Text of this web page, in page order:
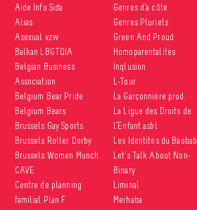
Aide Info Sida
Alias
Asexual vzw
Balkan LBGTQIA
Belgian Business
Association
Belgium Bear Pride
Belgium Bears
Brussels Gay Sports
Brussels Roller Derby
Brussels Women Munch
CAVE
Centre de planning
familial Plan F
Genres d’à côté
Genres Pluriels
Green And Proud
Homoparentalités
Inqlusion
L-Tour
La Garçonnière prod.
La Ligue des Droits de
l’Enfant asbl
Les Identités du Baobab
Let’s Talk About Non-
Binary
Liminal
Merhaba